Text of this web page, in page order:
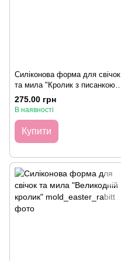
Силіконова форма для свічок
та мила "Кролик з писанкою",
Варіант 1
275.00 грн
В наявності
Купити